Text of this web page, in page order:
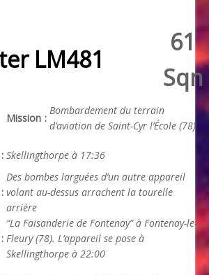
LM481
61
Sqn
Mission :
Bombardement du terrain
d’aviation de Saint-Cyr l’École (78)
: Skellingthorpe à 17:36
:
Des bombes larguées d’un autre appareil
volant au-dessus arrachent la tourelle
arrière
:
“La Faisanderie de Fontenay” à Fontenay-le-
Fleury (78). L’appareil se pose à
Skellingthorpe à 22:00